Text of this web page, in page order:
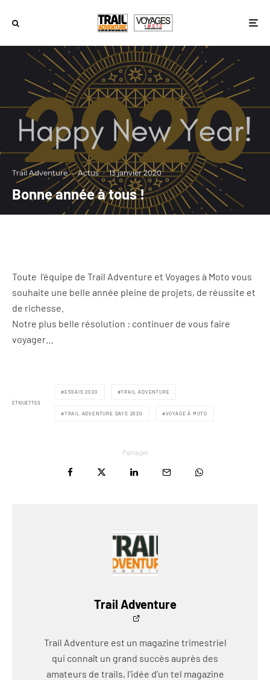
Trail Adventure · Actus · 13 janvier 2020
Bonne année à tous !
Toute l’équipe de Trail Adventure et Voyages à Moto vous
souhaite une belle année pleine de projets, de réussite et
de richesse.
Notre plus belle résolution : continuer de vous faire
voyager…
ÉTIQUETTES
ESSAIS 2020 TRAIL ADVENTURE
TRAIL ADVENTURE DAYS 2020 VOYAGE À MOTO
Partager
Trail Adventure
Trail Adventure est un magazine trimestriel
qui connaît un grand succès auprès des
amateurs de trails, l’idée d’un tel magazine